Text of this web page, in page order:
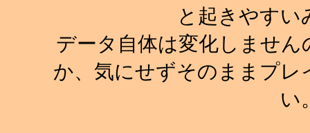
と起きやすい
データ自体は変化しませ
か、気にせずそのままプ
い